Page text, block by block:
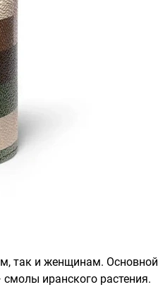
так и женщинам. Основной
иранского растения.